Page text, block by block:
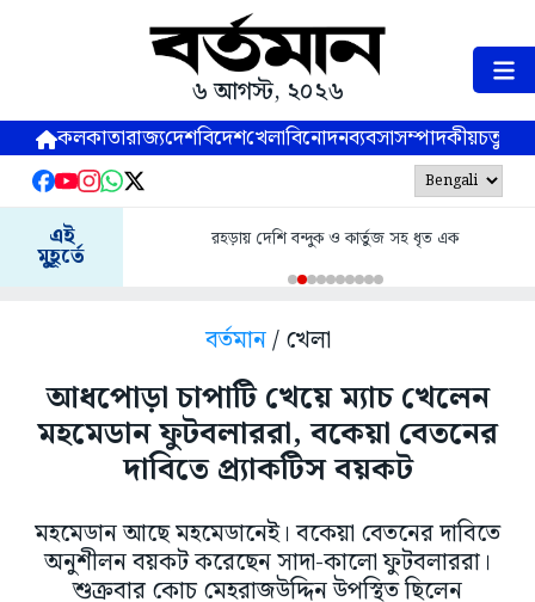
৬ আগস্ট, ২০২৬
কলকাতারাজ্যদেশবিদেশখেলাবিনোদনব্যবসাসম্পাদকীয়
এই
মুহূর্তে
রহড়ায় দেশি বন্দুক ও কার্তুজ সহ ধৃত এক
বর্তমান/ খেলা
আধপোড়া চাপাটি খেয়ে ম্যাচ খেলেন
মহমেডান ফুটবলাররা, বকেয়া বেতনের
দাবিতে প্র্যাকটিস বয়কট
মহমেডান আছে মহমেডানেই। বকেয়া বেতনের দাবিতে
অনুশীলন বয়কট করেছেন সাদা-কালো ফুটবলাররা।
শুক্রবার কোচ মেহরাজউদ্দিন উপস্থিত ছিলেন